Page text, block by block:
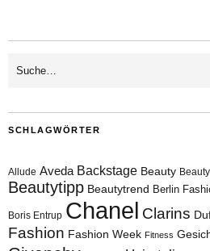
SCHLAGWÖRTER
Allude Aveda Backstage Beauty
Beautytipp Beautytrend Berlin
Boris Entrup Chanel Clarins
Fashion Fashion Week Fitness